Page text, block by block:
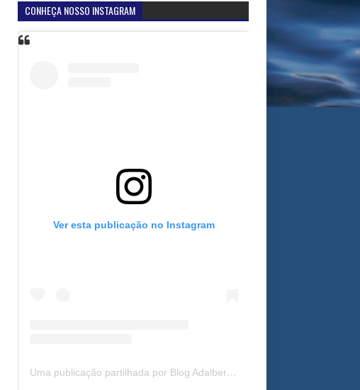
CONHEÇA NOSSO INSTAGRAM
Ver esta publicação no Instagram
Uma publicação partilhada por Blog Adalberto Gomes Noticias (@blogadalbertogomesnoticiass)